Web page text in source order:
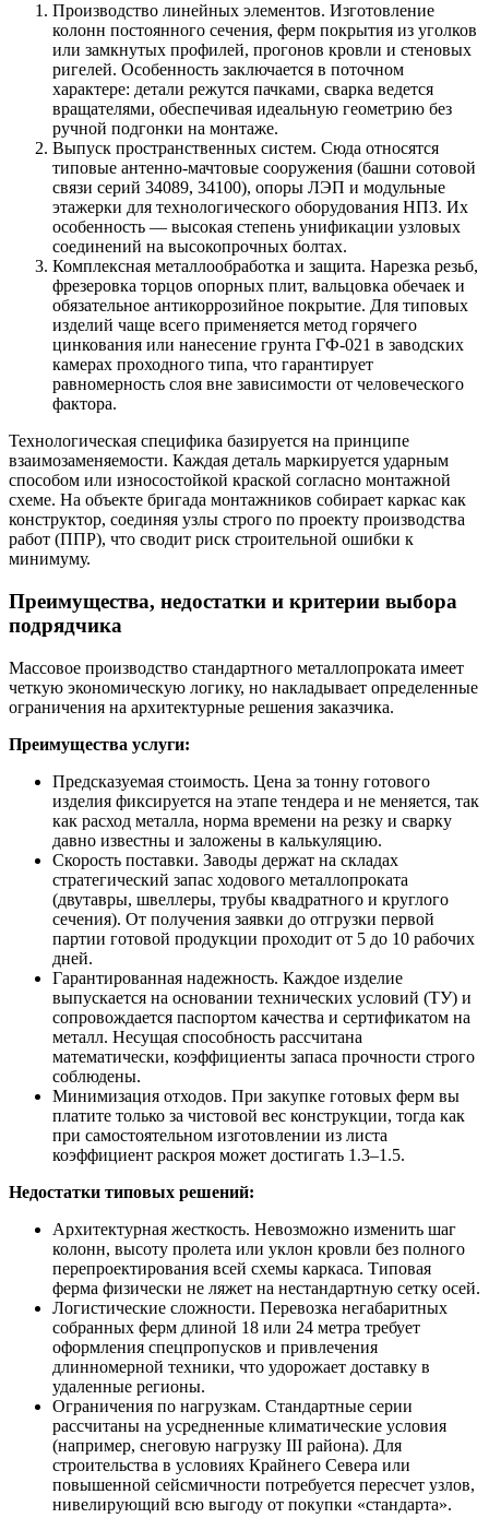
Производство линейных элементов. Изготовление
колонн постоянного сечения, ферм покрытия из уголков
или замкнутых профилей, прогонов кровли и стеновых
ригелей. Особенность заключается в поточном
характере: детали режутся пачками, сварка ведется
вращателями, обеспечивая идеальную геометрию без
ручной подгонки на монтаже.
Выпуск пространственных систем. Сюда относятся
типовые антенно-мачтовые сооружения (башни сотовой
связи серий 34089, 34100), опоры ЛЭП и модульные
этажерки для технологического оборудования НПЗ. Их
особенность — высокая степень унификации узловых
соединений на высокопрочных болтах.
Комплексная металлообработка и защита. Нарезка резьб,
фрезеровка торцов опорных плит, вальцовка обечаек и
обязательное антикоррозийное покрытие. Для типовых
изделий чаще всего применяется метод горячего
цинкования или нанесение грунта ГФ-021 в заводских
камерах проходного типа, что гарантирует
равномерность слоя вне зависимости от человеческого
фактора.
Технологическая специфика базируется на принципе
взаимозаменяемости. Каждая деталь маркируется ударным
способом или износостойкой краской согласно монтажной
схеме. На объекте бригада монтажников собирает каркас как
конструктор, соединяя узлы строго по проекту производства
работ (ППР), что сводит риск строительной ошибки к
минимуму.
Преимущества, недостатки и критерии выбора
подрядчика
Массовое производство стандартного металлопроката имеет
четкую экономическую логику, но накладывает определенные
ограничения на архитектурные решения заказчика.
Преимущества услуги:
Предсказуемая стоимость. Цена за тонну готового
изделия фиксируется на этапе тендера и не меняется, так
как расход металла, норма времени на резку и сварку
давно известны и заложены в калькуляцию.
Скорость поставки. Заводы держат на складах
стратегический запас ходового металлопроката
(двутавры, швеллеры, трубы квадратного и круглого
сечения). От получения заявки до отгрузки первой
партии готовой продукции проходит от 5 до 10 рабочих
дней.
Гарантированная надежность. Каждое изделие
выпускается на основании технических условий (ТУ) и
сопровождается паспортом качества и сертификатом на
металл. Несущая способность рассчитана
математически, коэффициенты запаса прочности строго
соблюдены.
Минимизация отходов. При закупке готовых ферм вы
платите только за чистовой вес конструкции, тогда как
при самостоятельном изготовлении из листа
коэффициент раскроя может достигать 1.3–1.5.
Недостатки типовых решений:
Архитектурная жесткость. Невозможно изменить шаг
колонн, высоту пролета или уклон кровли без полного
перепроектирования всей схемы каркаса. Типовая
ферма физически не ляжет на нестандартную сетку осей.
Логистические сложности. Перевозка негабаритных
собранных ферм длиной 18 или 24 метра требует
оформления спецпропусков и привлечения
длинномерной техники, что удорожает доставку в
удаленные регионы.
Ограничения по нагрузкам. Стандартные серии
рассчитаны на усредненные климатические условия
(например, снеговую нагрузку III района). Для
строительства в условиях Крайнего Севера или
повышенной сейсмичности потребуется пересчет узлов,
нивелирующий всю выгоду от покупки «стандарта».